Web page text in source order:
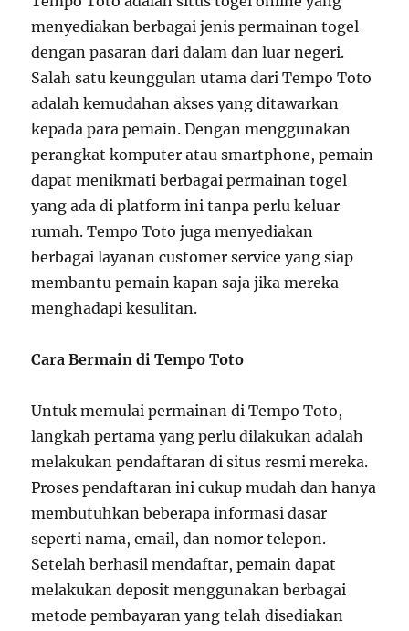
menyediakan berbagai jenis permainan togel
dengan pasaran dari dalam dan luar negeri.
Salah satu keunggulan utama dari Tempo Toto
adalah kemudahan akses yang ditawarkan
kepada para pemain. Dengan menggunakan
perangkat komputer atau smartphone, pemain
dapat menikmati berbagai permainan togel
yang ada di platform ini tanpa perlu keluar
rumah. Tempo Toto juga menyediakan
berbagai layanan customer service yang siap
membantu pemain kapan saja jika mereka
menghadapi kesulitan.
Cara Bermain di Tempo Toto
Untuk memulai permainan di Tempo Toto,
langkah pertama yang perlu dilakukan adalah
melakukan pendaftaran di situs resmi mereka.
Proses pendaftaran ini cukup mudah dan hanya
membutuhkan beberapa informasi dasar
seperti nama, email, dan nomor telepon.
Setelah berhasil mendaftar, pemain dapat
melakukan deposit menggunakan berbagai
metode pembayaran yang telah disediakan